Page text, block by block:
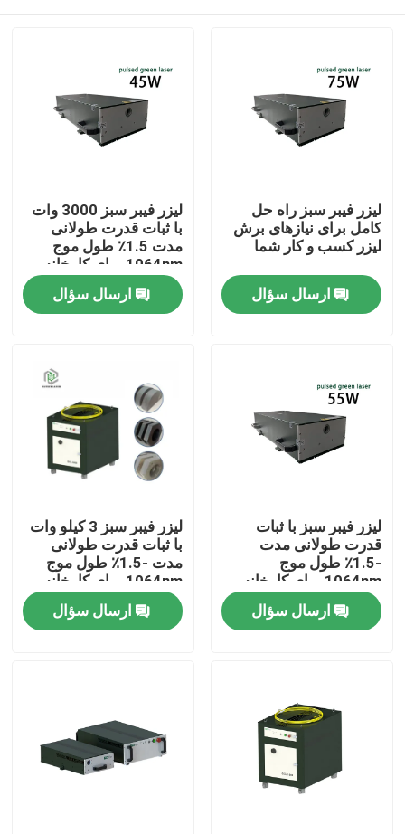
صفحه اصلی
فیلم های
درباره ما
تور کارخانه
با ما تماس بگیرید
درخواست نقل قول
لیزر فیبر سبز راه حل
کامل برای نیازهای برش
لیزر کسب و کار شما
ارسال سؤال
لیزر فیبر سبز 3000 وات
با ثبات قدرت طولانی
مدت 1.5٪ طول موج
1064nm برای کارخانه
تولید
ارسال سؤال
لیزر فیبر سبز با ثبات
قدرت طولانی مدت
-1.5٪ طول موج
1064nm برای کارخانه
تولید
ارسال سؤال
لیزر فیبر سبز 3 کیلو وات
با ثبات قدرت طولانی
مدت -1.5٪ طول موج
1064nm برای کارخانه
تولید
ارسال سؤال